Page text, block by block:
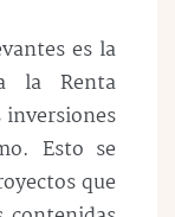
es la
la Renta
inversiones
Esto se
que